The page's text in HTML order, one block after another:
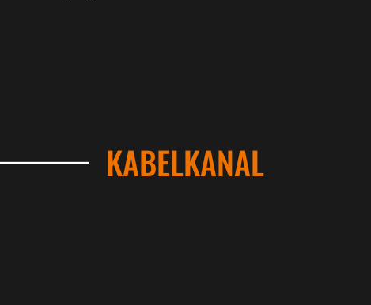
KABELKANAL